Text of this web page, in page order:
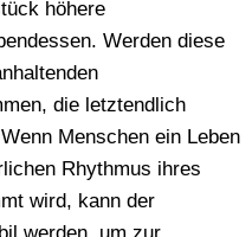
höhere
Werden diese
die letztendlich
Menschen ein Leben
Rhythmus ihres
wird, kann der